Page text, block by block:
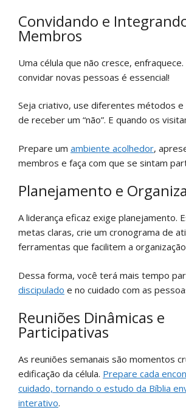
Convidando e
Membros
Uma célula que não cresce,
convidar novas pessoas é essencial!
Seja criativo, use diferentes métodos e
de receber um “não”. E quando os
Prepare um ambiente acolhedor,
membros e faça com que se sintam
Planejamento e
A liderança eficaz exige planejamento.
metas claras, crie um cronograma de
ferramentas que facilitem a
Dessa forma, você terá mais tempo
discipulado e no cuidado com as
Reuniões Dinâmicas e
Participativas
As reuniões semanais são momentos
edificação da célula. Prepare cada
cuidado, tornando o estudo da Bíblia
interativo.